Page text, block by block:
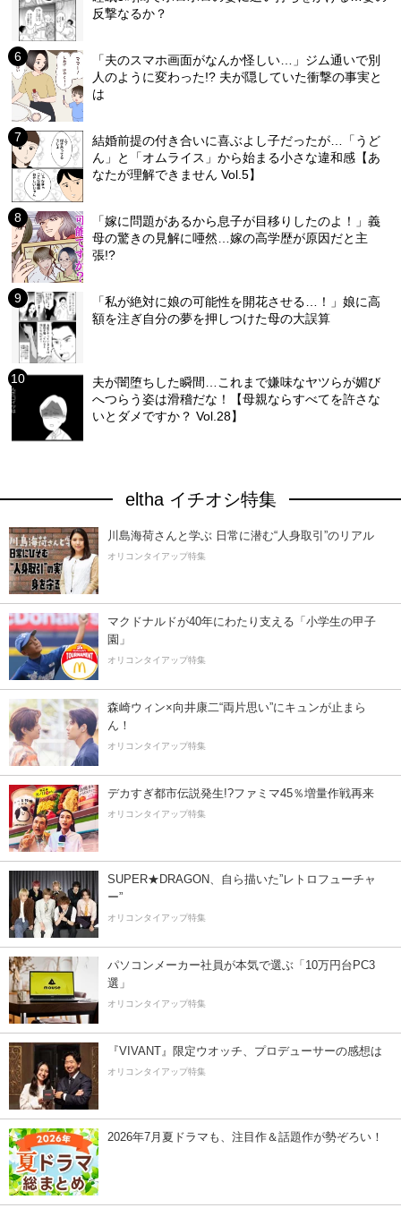
反撃なるか？
「夫のスマホ画面がなんか怪しい…」ジム通いで別
人のように変わった!? 夫が隠していた衝撃の事実と
は
結婚前提の付き合いに喜ぶよし子だったが…「うど
ん」と「オムライス」から始まる小さな違和感【あ
なたが理解できません Vol.5】
「嫁に問題があるから息子が目移りしたのよ！」義
母の驚きの見解に唖然…嫁の高学歴が原因だと主
張!?
「私が絶対に娘の可能性を開花させる…！」娘に高
額を注ぎ自分の夢を押しつけた母の大誤算
夫が闇堕ちした瞬間…これまで嫌味なヤツらが媚び
へつらう姿は滑稽だな！【母親ならすべてを許さな
いとダメですか？ Vol.28】
eltha イチオシ特集
川島海荷さんと学ぶ 日常に潜む“人身取引”のリアル
オリコンタイアップ特集
マクドナルドが40年にわたり支える「小学生の甲子
園」
オリコンタイアップ特集
森崎ウィン×向井康二“両片思い”にキュンが止まら
ん！
オリコンタイアップ特集
デカすぎ都市伝説発生!?ファミマ45％増量作戦再来
オリコンタイアップ特集
SUPER★DRAGON、自ら描いた”レトロフューチャ
ー”
オリコンタイアップ特集
パソコンメーカー社員が本気で選ぶ「10万円台PC3
選」
オリコンタイアップ特集
『VIVANT』限定ウオッチ、プロデューサーの感想は
オリコンタイアップ特集
2026年7月夏ドラマも、注目作＆話題作が勢ぞろい！